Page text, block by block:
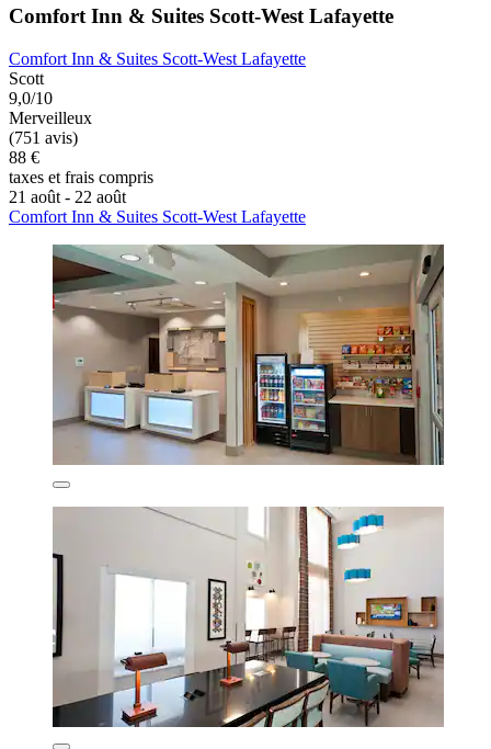
Comfort Inn & Suites Scott-West Lafayette
Comfort Inn & Suites Scott-West Lafayette
Scott
9,0/10
Merveilleux
(751 avis)
88 €
taxes et frais compris
21 août - 22 août
Comfort Inn & Suites Scott-West Lafayette